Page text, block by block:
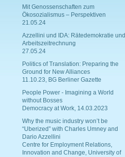
Mit Genossenschaften zum
Ökosozialismus – Perspektiven
21.05.24
Azzellini und IDA: Rätedemokratie und
Arbeitszeitrechnung
27.05.24
Politics of Translation: Preparing the
Ground for New Alliances
11.10.23, BG Berliner Gazette
People Power - Imagining a World
without Bosses
Democracy at Work, 14.03.2023
Why the music industry won’t be
“Uberized” with Charles Umney and
Dario Azzellini
Centre for Employment Relations,
Innovation and Change, University of